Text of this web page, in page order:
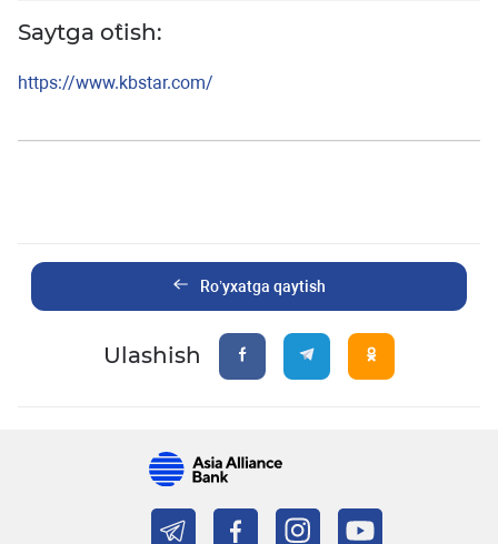
Saytga o`tish:
https://www.kbstar.com/
Ro’yxatga qaytish
Ulashish